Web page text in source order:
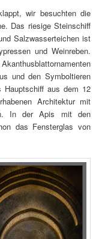
wir besuchten die
Das riesige Steinschiff
Salzwasserteichen ist
und Weinreben.
und den Symboltieren
aus dem 12
Architektur mit
In der Apis mit den
das Fensterglas von